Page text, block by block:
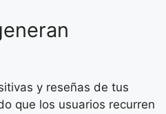
y reseñas de tus
que los usuarios recurren